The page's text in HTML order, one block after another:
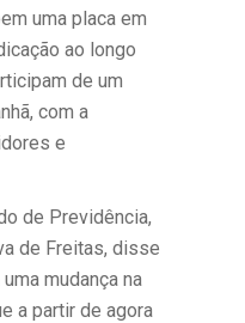
uma placa em
ao longo
de um
com a
e
de Previdência,
de Freitas, disse
mudança na
a partir de agora